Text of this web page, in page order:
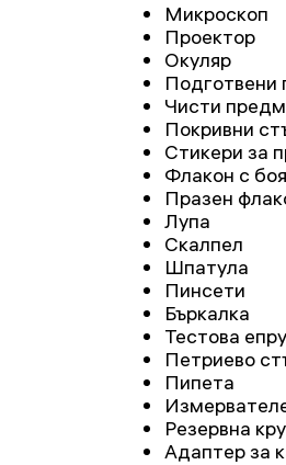
Микроскоп
Проектор
Окуляр
Подготвени
Чисти
Покривни
Стикери за
Флакон с
Празен
Лупа
Скалпел
Шпатула
Пинсети
Бъркалка
Тестова
Петриево
Пипета
Резервна
Адаптер за